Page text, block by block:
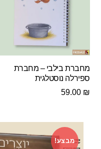
מחברת בילבי – מחברת
ספירלה נוסטלגית
59.00 ₪
מבצע!